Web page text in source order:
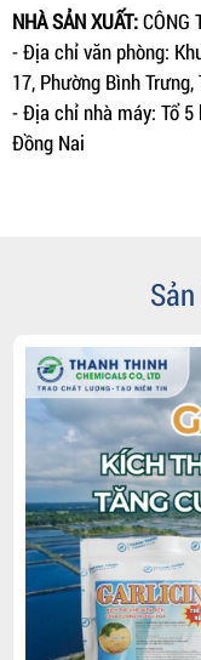
NHÀ SẢN XUẤT:CÔNG
- Địa chỉ văn phòng:
17, Phường Bình
- Địa chỉ nhà máy: Tổ 5
Đồng Nai